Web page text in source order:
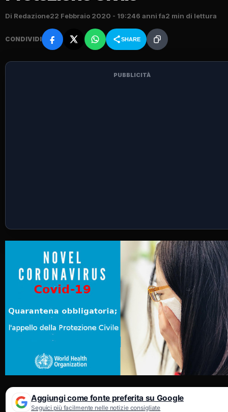
Di Redazione22 Febbraio 2020 - 19:246 anni fa2 min di lettura
CONDIVIDI SHARE
PUBBLICITÀ
Aggiungi come fonte preferita su Google
Seguici più facilmente nelle notizie consigliate